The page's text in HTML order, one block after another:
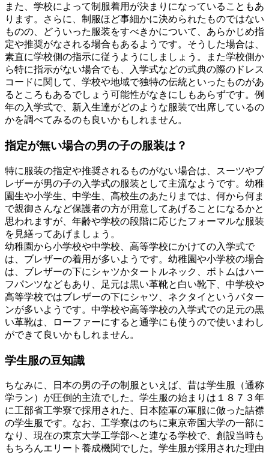
また、学校によって制服着用が決まりになっていることもあ
ります。さらに、制服ほど事細かに決められたものではない
ものの、どういった服装をすべきかについて、あらかじめ指
定や推奨がなされる場合もあるようです。そうした場合は、
素直に学校側の指示に従うようにしましょう。また学校側か
ら特に指示がない場合でも、入学式などの式典の際のドレス
コードに関して、学校や地域で独特の伝統といったものがあ
るところもあるでしょう可能性がなきにしもあらずです。例
年の入学式で、新入生達がどのような服装で出席しているの
かを調べてみるのも良いかもしれません。
指定が無い場合の男の子の服装は？
特に服装の指定や推奨されるものがない場合は、スーツやブ
レザーが男の子の入学式の服装として主流なようです。幼稚
園生や小学生、中学生、高校生のあたりまでは、何から何ま
で親御さんなど保護者の方が用意してあげることになるかと
思われますが、年齢や学校の段階に応じたフォーマルな服装
を見繕ってあげましょう。
幼稚園から小学校や中学校、高等学校にかけての入学式で
は、ブレザーの着用が多いようです。幼稚園や小学校の場合
は、ブレザーの下にシャツかタートルネック、ボトムはハー
フパンツなどもあり、足元は黒い革靴と白い靴下、中学校や
高等学校ではブレザーの下にシャツ、ネクタイというパター
ンが多いようです。中学校や高等学校の入学式での足元の黒
い革靴は、ローファーにすると通学にも使うので使いまわし
ができて良いかもしれません。
学生服の豆知識
ちなみに、日本の男の子の制服といえば、昔は学生服（通称
学ラン）が圧倒的主流でした。学生服の始まりは１８７３年
に工部省工学寮で採用された、日本陸軍の軍服に倣った詰襟
の学生服です。なお、工学寮はのちに東京帝国大学の一部に
なり、現在の東京大学工学部へと連なる学校で、創設当時も
もちろんエリート養成機関でした。学生服が採用された理由